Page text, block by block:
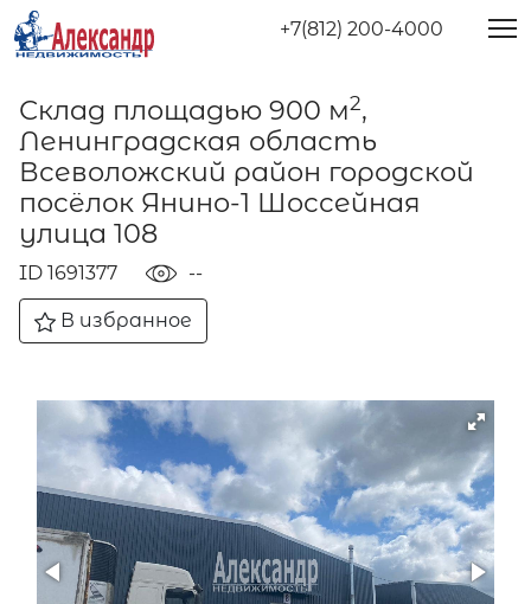
+7(812) 200-4000
Склад площадью 900 м2,
Ленинградская область
Всеволожский район городской
посёлок Янино-1 Шоссейная
улица 108
ID 1691377 --
В избранное